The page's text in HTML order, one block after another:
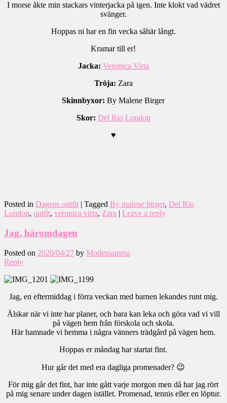
I morse åkte min stackars vinterjacka på igen. Inte klokt vad vädret
svänger.
Hoppas ni har en fin vecka såhär långt.
Kramar till er!
Jacka: Veronica Virta
Tröja: Zara
Skinnbyxor: By Malene Birger
Skor: Del Rio London
♥
Posted in Dagens outfit | Tagged By malene birger, Del Rio
London, outfit, veronica virta, Zara | Leave a reply
Jag, häromdagen
Posted on 2020/04/27 by Modemamma
Reply
Jag, en eftermiddag i förra veckan med barnen lekandes runt mig.
Älskar när vi inte har planer, och bara kan leka och göra vad vi vill
på vägen hem från förskola och skola.
Här hamnade vi hemma i några vänners trädgård på vägen hem.
Hoppas er måndag har startat fint.
Hur går det med era dagliga promenader? 😉
För mig går det fint, har inte gått varje morgon men då har jag rört
på mig senare under dagen istället. Promenad, tennis eller en löptur.